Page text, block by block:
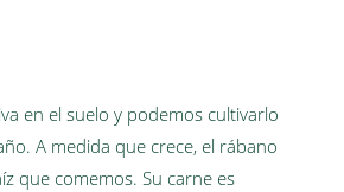
en el suelo y podemos cultivarlo
A medida que crece, el rábano
que comemos. Su carne es